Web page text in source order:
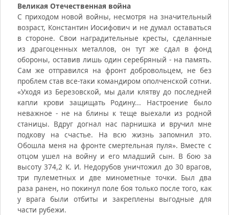
Великая Отечественная война
С приходом новой войны, несмотря на значительный
возраст, Константин Иосифович и не думал оставаться
в стороне. Свои наградительные кресты, сделанные
из драгоценных металлов, он тут же сдал в фонд
обороны, оставив лишь один серебряный - на память.
Сам же отправился на фронт добровольцем, не без
проблем став все-таки командиром ополченской сотни.
«Уходя из Березовской, мы дали клятву до последней
капли крови защищать Родину... Настроение было
неважное - не на блины к теще выехали из родной
станицы. Вдруг догнал нас парнишка и вручил мне
подкову на счастье. На всю жизнь запомнил это.
Обошла меня на фронте смертельная пуля». Вместе с
отцом ушел на войну и его младший сын. В бою за
высоту 374,2 К. И. Недорубов уничтожил до 30 врагов,
три пулеметных и две минометные точки. Был два
раза ранен, но покинул поле боя только после того, как
у врага были отбиты и закреплены выгодные для
части рубежи.